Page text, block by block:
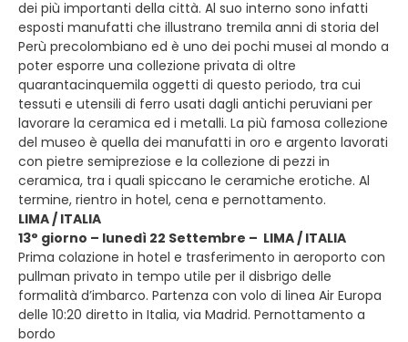
dei più importanti della città. Al suo interno sono infatti
esposti manufatti che illustrano tremila anni di storia del
Perù precolombiano ed è uno dei pochi musei al mondo a
poter esporre una collezione privata di oltre
quarantacinquemila oggetti di questo periodo, tra cui
tessuti e utensili di ferro usati dagli antichi peruviani per
lavorare la ceramica ed i metalli. La più famosa collezione
del museo è quella dei manufatti in oro e argento lavorati
con pietre semipreziose e la collezione di pezzi in
ceramica, tra i quali spiccano le ceramiche erotiche. Al
termine, rientro in hotel, cena e pernottamento.
LIMA / ITALIA
13° giorno – lunedì 22 Settembre – LIMA / ITALIA
Prima colazione in hotel e trasferimento in aeroporto con
pullman privato in tempo utile per il disbrigo delle
formalità d’imbarco. Partenza con volo di linea Air Europa
delle 10:20 diretto in Italia, via Madrid. Pernottamento a
bordo